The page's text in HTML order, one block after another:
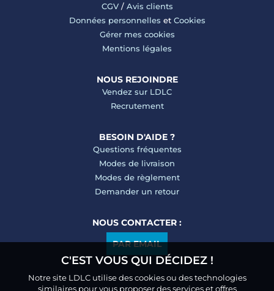
CGV/ Avis clients
Données personnelles et Cookies
Gérer mes cookies
Mentions légales
NOUS REJOINDRE
Vendez sur LDLC
Recrutement
BESOIN D'AIDE ?
Questions fréquentes
Modes de livraison
Modes de règlement
Demander un retour
NOUS CONTACTER :
PAR EMAIL
C'EST VOUS QUI DÉCIDEZ !
Notre site LDLC utilise des cookies ou des technologies
similaires pour vous proposer des services et offres